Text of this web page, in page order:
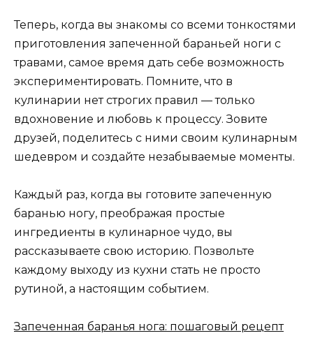
Теперь, когда вы знакомы со всеми тонкостями
приготовления запеченной бараньей ноги с
травами, самое время дать себе возможность
экспериментировать. Помните, что в
кулинарии нет строгих правил — только
вдохновение и любовь к процессу. Зовите
друзей, поделитесь с ними своим кулинарным
шедевром и создайте незабываемые моменты.
Каждый раз, когда вы готовите запеченную
баранью ногу, преображая простые
ингредиенты в кулинарное чудо, вы
рассказываете свою историю. Позвольте
каждому выходу из кухни стать не просто
рутиной, а настоящим событием.
Запеченная баранья нога: пошаговый рецепт